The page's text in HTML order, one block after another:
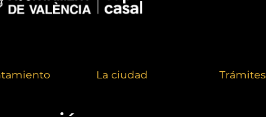
La ciudad Trámites